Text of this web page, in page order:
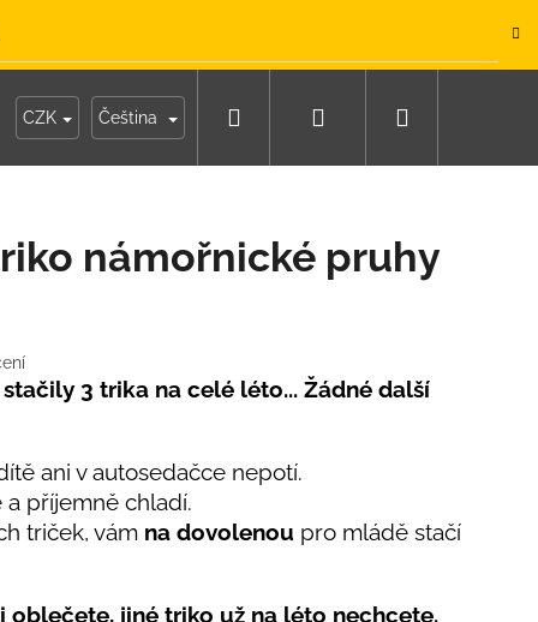
Moje objednávka
CZK Čeština Hledat Přihlášení
námořnické pruhy
3 trika na celé léto... Žádné další
ani v autosedačce nepotí.
a příjemně chladí.
triček, vám na dovolenou pro mládě stačí
jiné triko už na léto nechcete.
NÁMOŘNICKÉ